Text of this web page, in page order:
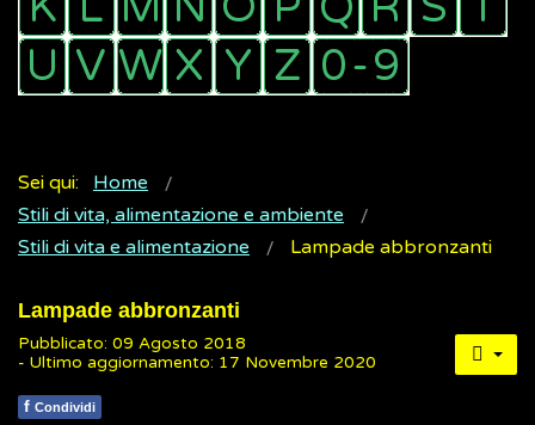
Sei qui:
Home
Stili di vita, alimentazione e ambiente
Stili di vita e alimentazione
Lampade abbronzanti
Lampade abbronzanti
Pubblicato: 09 Agosto 2018
- Ultimo aggiornamento: 17 Novembre 2020
f Condividi